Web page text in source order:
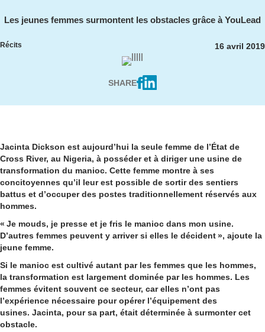
Les jeunes femmes surmontent les obstacles grâce à YouLead
Récits 16 avril 2019
SHARE
Jacinta Dickson est aujourd’hui la seule femme de l’État de
Cross River, au Nigeria, à posséder et à diriger une usine de
transformation du manioc. Cette femme montre à ses
concitoyennes qu’il leur est possible de sortir des sentiers
battus et d’occuper des postes traditionnellement réservés aux
hommes.
« Je mouds, je presse et je fris le manioc dans mon usine.
D’autres femmes peuvent y arriver si elles le décident », ajoute la
jeune femme.
Si le manioc est cultivé autant par les femmes que les hommes,
la transformation est largement dominée par les hommes. Les
femmes évitent souvent ce secteur, car elles n’ont pas
l’expérience nécessaire pour opérer l’équipement des
usines. Jacinta, pour sa part, était déterminée à surmonter cet
obstacle.